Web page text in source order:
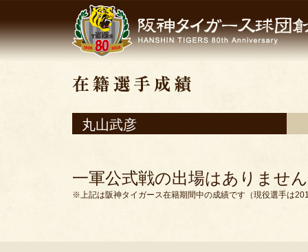
丸山武彦
一軍公式戦の出場はありません
※上記は阪神タイガース在籍期間中の成績です（現役選手は